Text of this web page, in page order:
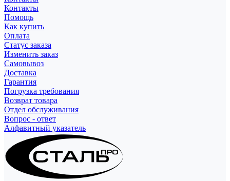
Контакты
Помощь
Как купить
Оплата
Статус заказа
Изменить заказ
Самовывоз
Доставка
Гарантия
Погрузка требования
Возврат товара
Отдел обслуживания
Вопрос - ответ
Алфавитный указатель